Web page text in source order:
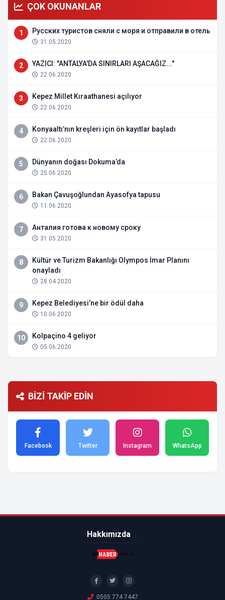
ÇOK OKUNANLAR
1 Русских туристов сняли с моря и отправили в отель
31.05.2020
2 YAZICI: "ANTALYA'DA SINIRLARI AŞACAĞIZ..."
22.06.2020
3 Kepez Millet Kıraathanesi açılıyor
22.06.2020
4 Konyaaltı’nın kreşleri için ön kayıtlar başladı
22.06.2020
5 Dünyanın doğası Dokuma’da
25.06.2020
6 Bakan Çavuşoğlundan Ayasofya tapusu
11.06.2020
7 Анталия готова к новому сроку
31.05.2020
8
Kültür ve Turizm Bakanlığı Olympos İmar Planını
onayladı
28.04.2020
9 Kepez Belediyesi’ne bir ödül daha
10.06.2020
10 Kolpaçino 4 geliyor
05.06.2020
BİZİ TAKİP EDİN
Facebook Twitter Instagram WhatsApp
Hakkımızda
0505 774 7447